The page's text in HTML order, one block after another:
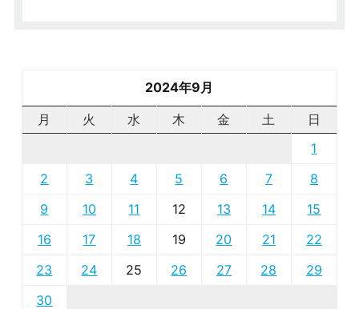
2024年9月
月
火 水 木 金 土
日
1
2
3 4 5 6 7
8
9
10 11 12 13 14
15
16
17 18 19 20 21
22
23
24 25 26 27 28
29
30